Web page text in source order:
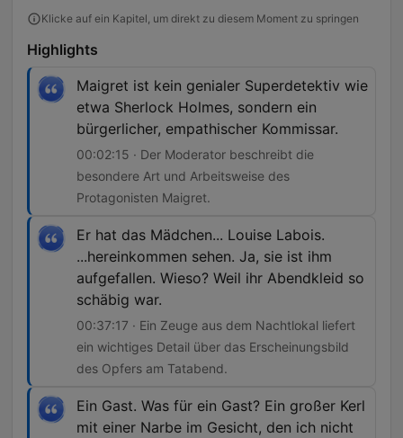
Klicke auf ein Kapitel, um direkt zu diesem Moment zu springen
Highlights
Maigret ist kein genialer Superdetektiv wie
etwa Sherlock Holmes, sondern ein
bürgerlicher, empathischer Kommissar.
00:02:15 · Der Moderator beschreibt die
besondere Art und Arbeitsweise des
Protagonisten Maigret.
Er hat das Mädchen... Louise Labois.
...hereinkommen sehen. Ja, sie ist ihm
aufgefallen. Wieso? Weil ihr Abendkleid so
schäbig war.
00:37:17 · Ein Zeuge aus dem Nachtlokal liefert
ein wichtiges Detail über das Erscheinungsbild
des Opfers am Tatabend.
Ein Gast. Was für ein Gast? Ein großer Kerl
mit einer Narbe im Gesicht, den ich nicht